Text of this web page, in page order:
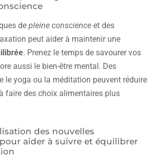
de pleine conscience et des
peut aider à maintenir une
. Prenez le temps de savourer vos
aussi le bien-être mental. Des
le yoga ou la méditation peuvent réduire
faire des choix alimentaires plus
des nouvelles
aider à suivre et équilibrer